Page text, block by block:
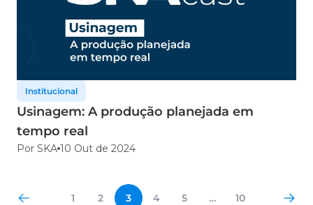
Institucional
Usinagem: A produção planejada em
tempo real
Por SKA 10 Out de 2024
1 2 3 4 5 … 10